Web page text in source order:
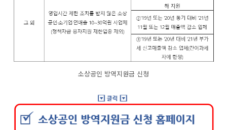
소상공인 방역지원금 신청